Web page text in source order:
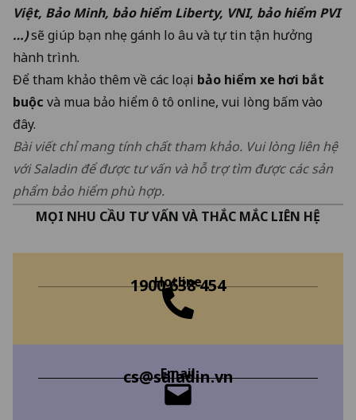
Việt, Bảo Minh, bảo hiểm Liberty, VNI, bảo hiểm PVI
…)sẽ giúp bạn nhẹ gánh lo âu và tự tin tận hưởng
hành trình.
Để tham khảo thêm về các loại bảo hiểm xe hơi bắt
buộc và mua bảo hiểm ô tô online, vui lòng bấm vào
đây.
Bài viết chỉ mang tính chất tham khảo. Vui lòng liên hệ
với Saladin để được tư vấn và hỗ trợ tìm được các sản
phẩm bảo hiểm phù hợp.
MỌI NHU CẦU TƯ VẤN VÀ THẮC MẮC LIÊN HỆ
Hotline
1900 638 454
Email
cs@saladin.vn